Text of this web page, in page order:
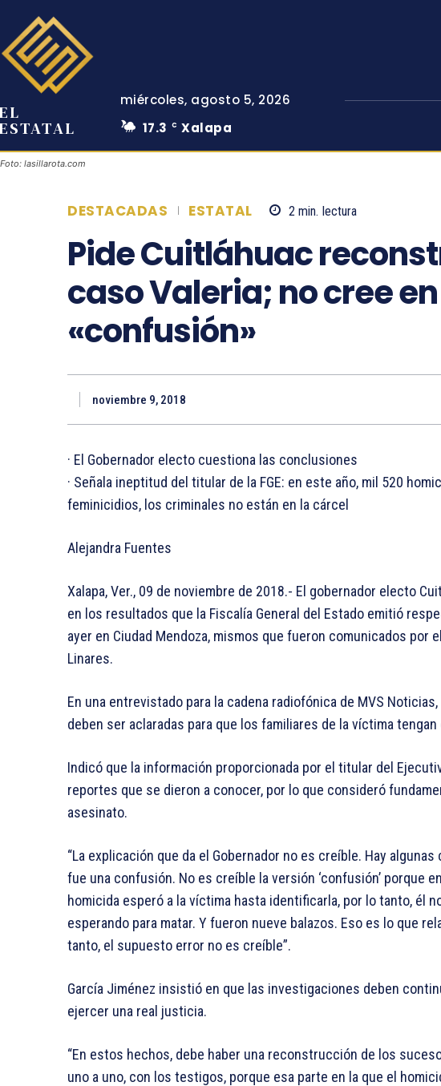
EL
ESTATAL
miércoles, agosto 5, 2026
17.3
C Xalapa
Foto: lasillarota.com
DESTACADAS ESTATAL 2 min. lectura
Pide Cuitláhuac
caso Valeria; no cree
«confusión»
noviembre 9, 2018
· El Gobernador electo cuestiona las conclusiones
· Señala ineptitud del titular de la FGE: en este año, mil 520
feminicidios, los criminales no están en la cárcel
Alejandra Fuentes
Xalapa, Ver., 09 de noviembre de 2018.- El gobernador electo
en los resultados que la Fiscalía General del Estado emitió
ayer en Ciudad Mendoza, mismos que fueron comunicados por
Linares.
En una entrevistado para la cadena radiofónica de MVS
deben ser aclaradas para que los familiares de la víctima
Indicó que la información proporcionada por el titular del
reportes que se dieron a conocer, por lo que consideró
asesinato.
“La explicación que da el Gobernador no es creíble. Hay
fue una confusión. No es creíble la versión ‘confusión’ porque
homicida esperó a la víctima hasta identificarla, por lo tanto, él
esperando para matar. Y fueron nueve balazos. Eso es lo que
tanto, el supuesto error no es creíble”.
García Jiménez insistió en que las investigaciones deben
ejercer una real justicia.
“En estos hechos, debe haber una reconstrucción de los
uno a uno, con los testigos, porque esa parte en la que el